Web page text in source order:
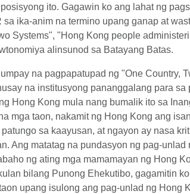
ito. Gagawin ko ang lahat ng
sa ika-anim na termino upang ganap at
Systems", "Hong Kong people
alinsunod sa Batayang Batas.
na pagpapatupad ng "One Country,
na institusyong pananggalang para
Hong Kong mula nang bumalik ito sa
mga taon, nakamit ng Hong Kong ang
sa kaayusan, at ngayon ay nasa
Ang matatag na pundasyon ng pag-
ng ating mga mamamayan ng Hong
bilang Punong Ehekutibo, gagamitin
upang isulong ang pag-unlad ng Hong